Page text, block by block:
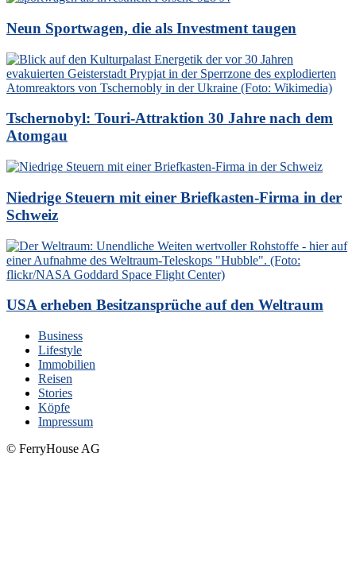
Neun Sportwagen, die als Investment taugen
Tschernobyl: Touri-Attraktion 30 Jahre nach dem
Atomgau
Niedrige Steuern mit einer Briefkasten-Firma in der
Schweiz
USA erheben Besitzansprüche auf den Weltraum
Business
Lifestyle
Immobilien
Reisen
Stories
Köpfe
Impressum
© FerryHouse AG